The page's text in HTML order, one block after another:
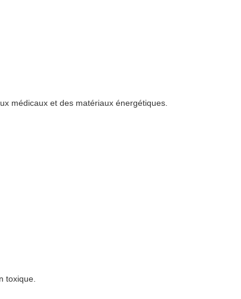
médicaux et des matériaux énergétiques.
toxique.